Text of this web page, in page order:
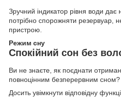
Зручний індикатор рівня води дає
потрібно спорожняти резервуар,
пристрою.
Режим сну
Спокійний сон без
Ви не знаєте, як поєднати
повноцінним безперервним
Досить увімкнути відповідну